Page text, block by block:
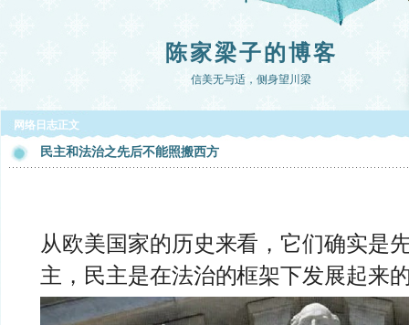
陈家梁子的博客
信美无与适，侧身望川梁
网络日志正文
民主和法治之先后不能照搬西方
从欧美国家的历史来看，它们确实是
主，民主是在法治的框架下发展起来